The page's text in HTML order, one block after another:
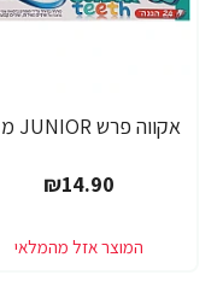
₪14.90